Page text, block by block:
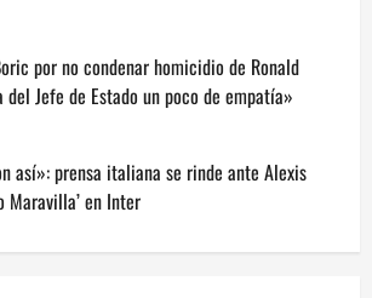
por no condenar homicidio de Ronald
del Jefe de Estado un poco de empatía»
así»: prensa italiana se rinde ante Alexis
Maravilla’ en Inter